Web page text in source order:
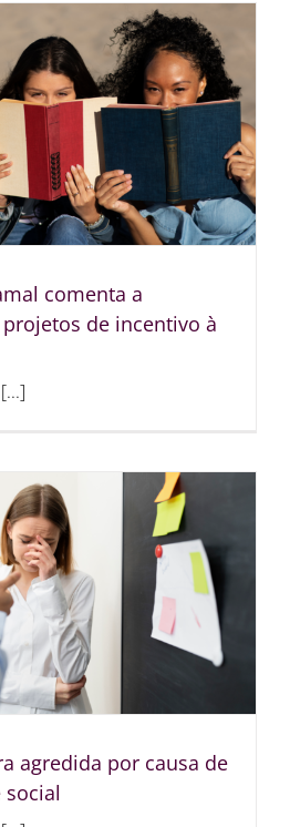
comenta a
de incentivo à
agredida por causa de
social